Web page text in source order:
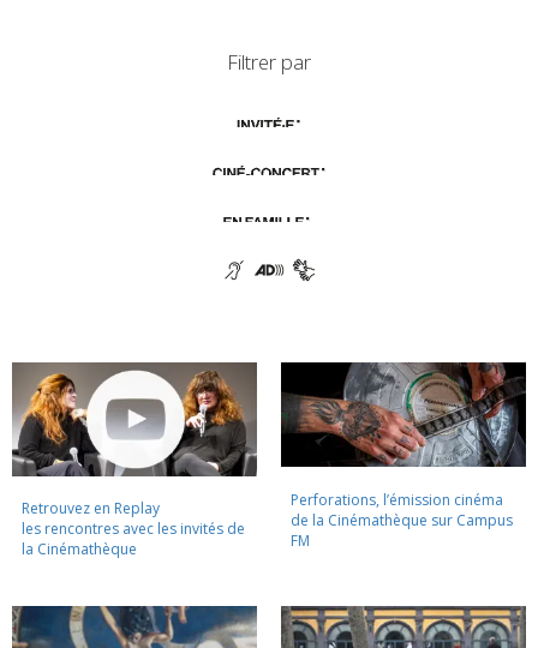
Filtrer par
Retrouvez en Replay
les rencontres avec les invités de
la Cinémathèque
Perforations, l’émission cinéma
de la Cinémathèque sur Campus
FM